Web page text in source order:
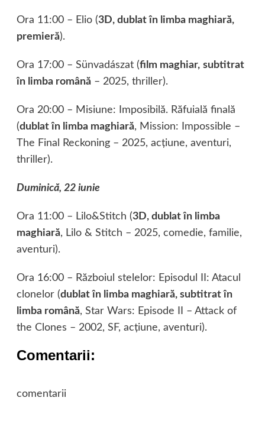
Ora 11:00 – Elio (3D, dublat în limba maghiară,
premieră).
Ora 17:00 – Sünvadászat (film maghiar, subtitrat
în limba română– 2025, thriller).
Ora 20:00 – Misiune: Imposibilă. Răfuială finală
(dublat în limba maghiară, Mission: Impossible –
The Final Reckoning – 2025, acţiune, aventuri,
thriller).
Duminică, 22 iunie
Ora 11:00 – Lilo&Stitch (3D, dublat în limba
maghiară, Lilo & Stitch – 2025, comedie, familie,
aventuri).
Ora 16:00 – Războiul stelelor: Episodul II: Atacul
clonelor (dublat în limba maghiară, subtitrat în
limba română, Star Wars: Episode II – Attack of
the Clones – 2002, SF, acţiune, aventuri).
Comentarii:
comentarii